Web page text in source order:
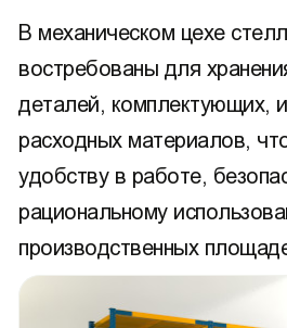
В механическом цехе
востребованы для
деталей, комплектующих,
расходных материалов,
удобству в работе,
рациональному
производственных